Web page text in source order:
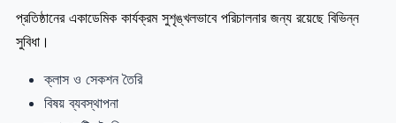
প্রতিষ্ঠানের একাডেমিক কার্যক্রম সুশৃঙ্খলভাবে পরিচালনার জন্য রয়েছে বিভিন্ন
সুবিধা।
ক্লাস ও সেকশন তৈরি
বিষয় ব্যবস্থাপনা